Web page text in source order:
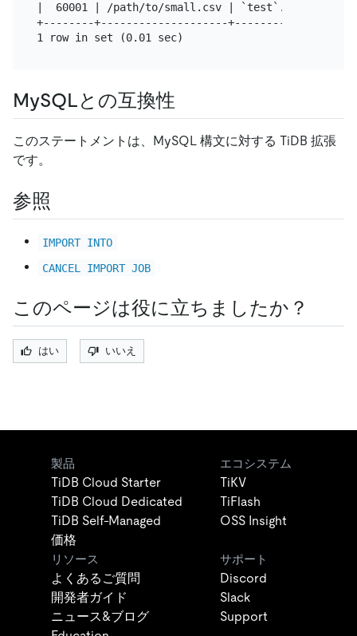
|  60001 | /path/to/small.csv | `test`.`t`   |
+--------+--------------------+--------------
MySQLとの互換性
このステートメントは、MySQL 構文に対する TiDB 拡張
です。
参照
IMPORT INTO
CANCEL IMPORT JOB
このページは役に立ちましたか？
はい いいえ
製品
TiDB Cloud Starter
TiDB Cloud Dedicated
TiDB Self-Managed
価格
エコシステム
TiKV
TiFlash
OSS Insight
リソース
よくあるご質問
開発者ガイド
ニュース&ブログ
サポート
Discord
Slack
Support